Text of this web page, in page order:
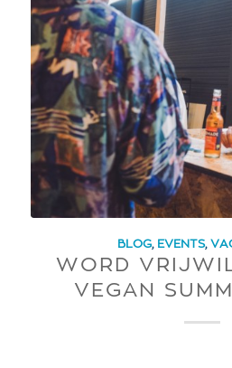
BLOG, EVENTS,
WORD
VEGAN